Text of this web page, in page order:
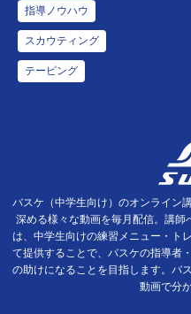
指導ノウハウ
スカウティング
テーピング
バスケ（中学生向け）のオンライン
深める様々な動画を毎月配信。講師
は、中学生向けの練習メニュー・ト
て提供することで、バスケの指導者
の助けになることを目指します。バ
動画で分